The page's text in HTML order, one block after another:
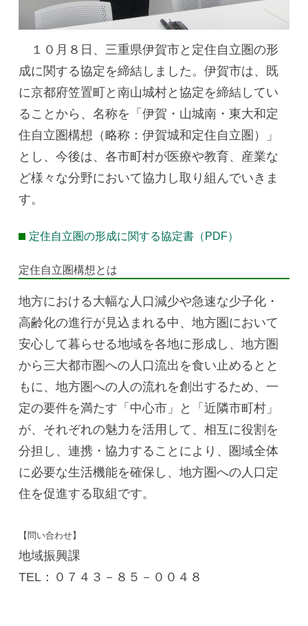
１０月８日、三重県伊賀市と定住自立圏の形
成に関する協定を締結しました。伊賀市は、既
に京都府笠置町と南山城村と協定を締結してい
ることから、名称を「伊賀・山城南・東大和定
住自立圏構想（略称：伊賀城和定住自立圏）」
とし、今後は、各市町村が医療や教育、産業な
ど様々な分野において協力し取り組んでいきま
す。
定住自立圏の形成に関する協定書（PDF）
定住自立圏構想とは
地方における大幅な人口減少や急速な少子化・
高齢化の進行が見込まれる中、地方圏において
安心して暮らせる地域を各地に形成し、地方圏
から三大都市圏への人口流出を食い止めるとと
もに、地方圏への人の流れを創出するため、一
定の要件を満たす「中心市」と「近隣市町村」
が、それぞれの魅力を活用して、相互に役割を
分担し、連携・協力することにより、圏域全体
に必要な生活機能を確保し、地方圏への人口定
住を促進する取組です。
【問い合わせ】
地域振興課
TEL：０７４３－８５－００４８